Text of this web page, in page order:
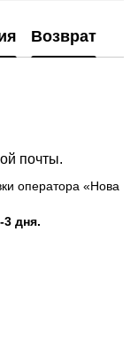
Возврат
почты.
оператора «Нова
дня.